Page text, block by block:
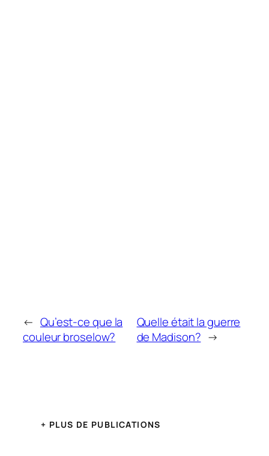
← Qu’est-ce que la
couleur broselow?
Quelle était la guerre
de Madison? →
+ PLUS DE PUBLICATIONS